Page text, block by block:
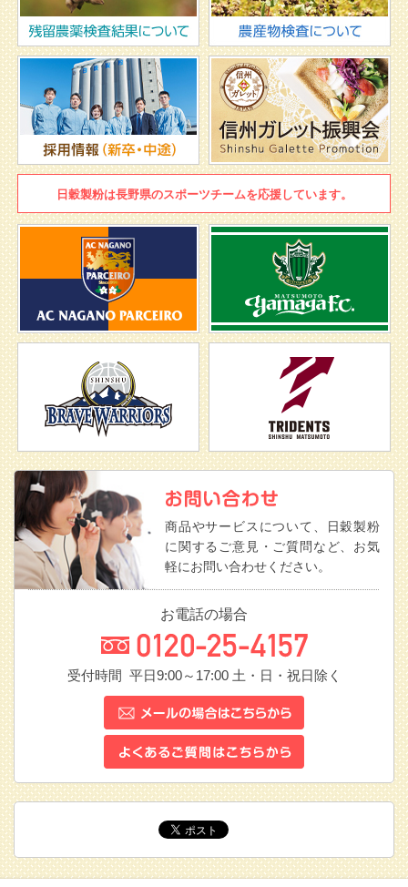
日穀製粉は長野県のスポーツチームを応援しています。
商品やサービスについて、日穀製粉
に関するご意見・ご質問など、お気
軽にお問い合わせください。
お電話の場合
受付時間 平日9:00～17:00土・日・祝日除く